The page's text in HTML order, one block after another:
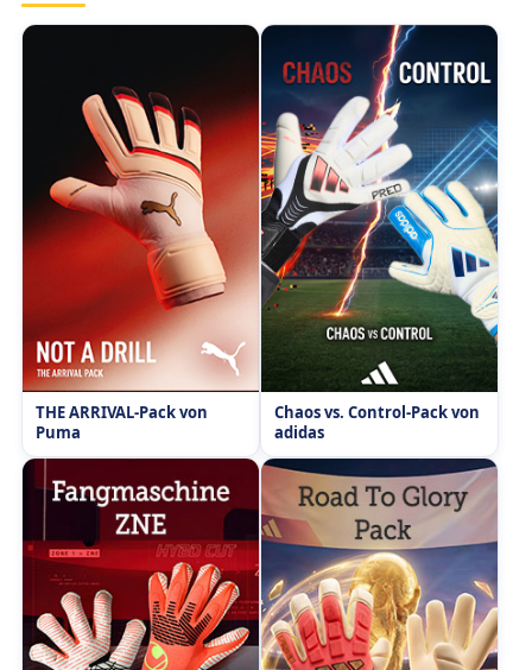
THE ARRIVAL-Pack von
Puma
Chaos vs. Control-Pack von
adidas